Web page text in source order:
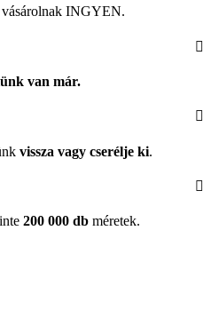
vásárolnak INGYEN.
van már.
vissza vagy cserélje ki.
200 000 db méretek.